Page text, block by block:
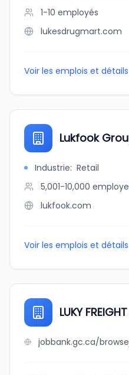
1-10 employés
lukesdrugmart.com
Voir les emplois et détails
Lukfook
Industrie: Retail
5,001-10,000
lukfook.com
Voir les emplois et détails
LUKY